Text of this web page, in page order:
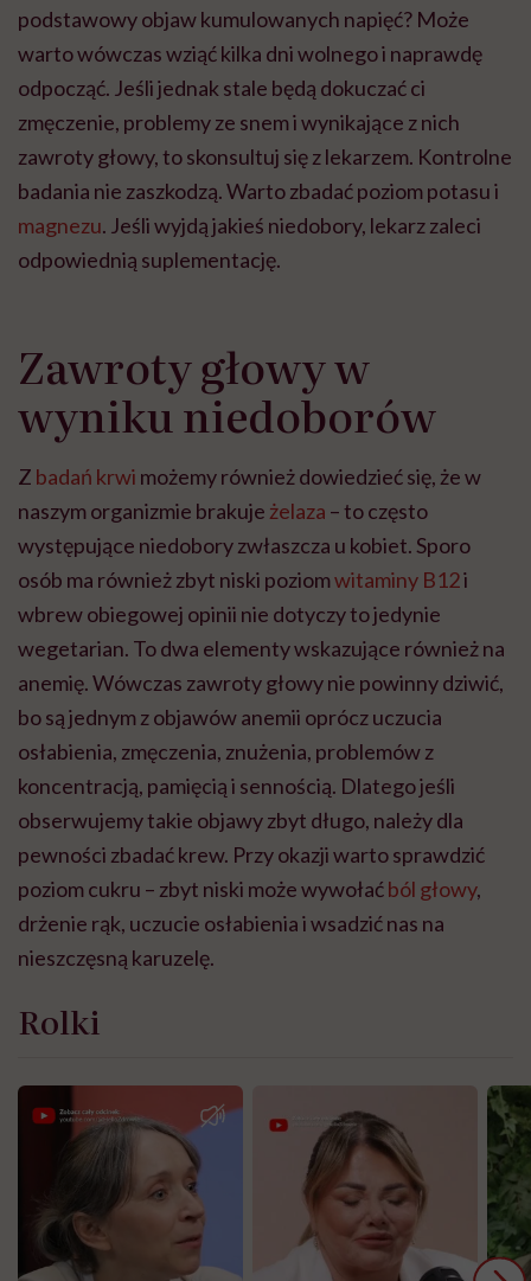
podstawowy objaw kumulowanych napięć? Może
warto wówczas wziąć kilka dni wolnego i naprawdę
odpocząć. Jeśli jednak stale będą dokuczać ci
zmęczenie, problemy ze snem i wynikające z nich
zawroty głowy, to skonsultuj się z lekarzem. Kontrolne
badania nie zaszkodzą. Warto zbadać poziom potasu i
magnezu. Jeśli wyjdą jakieś niedobory, lekarz zaleci
odpowiednią suplementację.
Zawroty głowy w
wyniku niedoborów
Z badań krwi możemy również dowiedzieć się, że w
naszym organizmie brakuje żelaza – to często
występujące niedobory zwłaszcza u kobiet. Sporo
osób ma również zbyt niski poziomwitaminy B12i
wbrew obiegowej opinii nie dotyczy to jedynie
wegetarian. To dwa elementy wskazujące również na
anemię. Wówczas zawroty głowy nie powinny dziwić,
bo są jednym z objawów anemii oprócz uczucia
osłabienia, zmęczenia, znużenia, problemów z
koncentracją, pamięcią i sennością. Dlatego jeśli
obserwujemy takie objawy zbyt długo, należy dla
pewności zbadać krew. Przy okazji warto sprawdzić
poziom cukru – zbyt niski może wywołaćból głowy,
drżenie rąk, uczucie osłabienia i wsadzić nas na
nieszczęsną karuzelę.
Rolki